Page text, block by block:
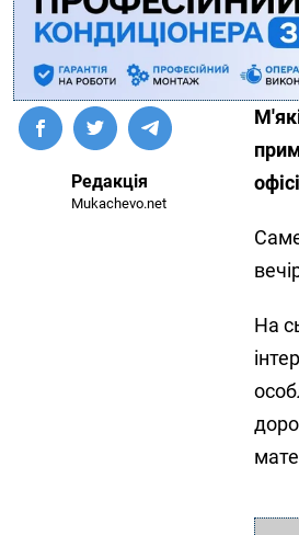
Редакція
Mukachevo.net
На